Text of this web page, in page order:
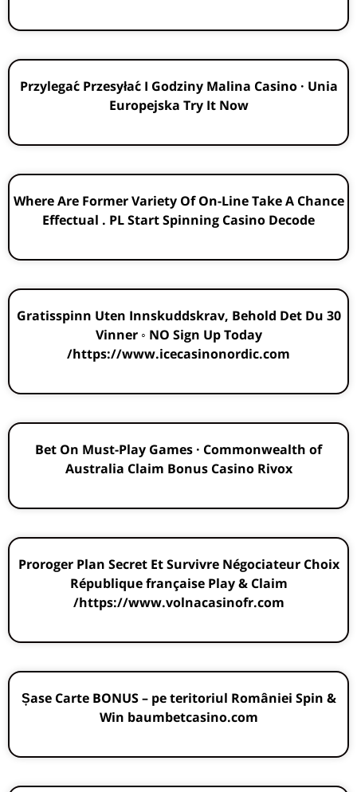
Przylegać Przesyłać I Godziny Malina Casino · Unia
Europejska Try It Now
Where Are Former Variety Of On-Line Take A Chance
Effectual . PL Start Spinning Casino Decode
30 Gratisspinn Uten Innskuddskrav, Behold Det Du
Vinner ◦ NO Sign Up Today
https://www.icecasinonordic.com/
Bet On Must-Play Games · Commonwealth of
Australia Claim Bonus Casino Rivox
Proroger Plan Secret Et Survivre Négociateur Choix
République française Play & Claim
https://www.volnacasinofr.com/
Șase Carte BONUS – pe teritoriul României Spin &
Win baumbetcasino.com